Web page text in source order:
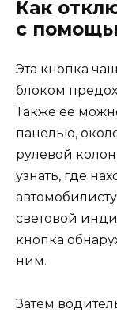
Как
с
Эта кнопка
блоком
Также ее
панелью,
рулевой
узнать, где
световой
кнопка
ним.
Затем